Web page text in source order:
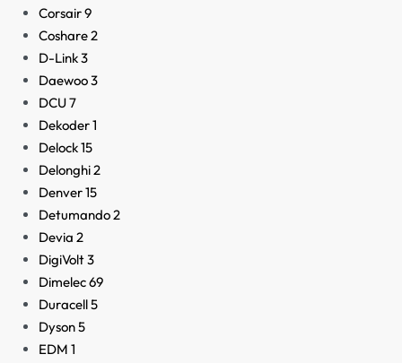
Corsair9
Coshare2
D-Link3
Daewoo3
DCU7
Dekoder1
Delock15
Delonghi2
Denver15
Detumando2
Devia 2
DigiVolt3
Dimelec69
Duracell5
Dyson5
EDM 1